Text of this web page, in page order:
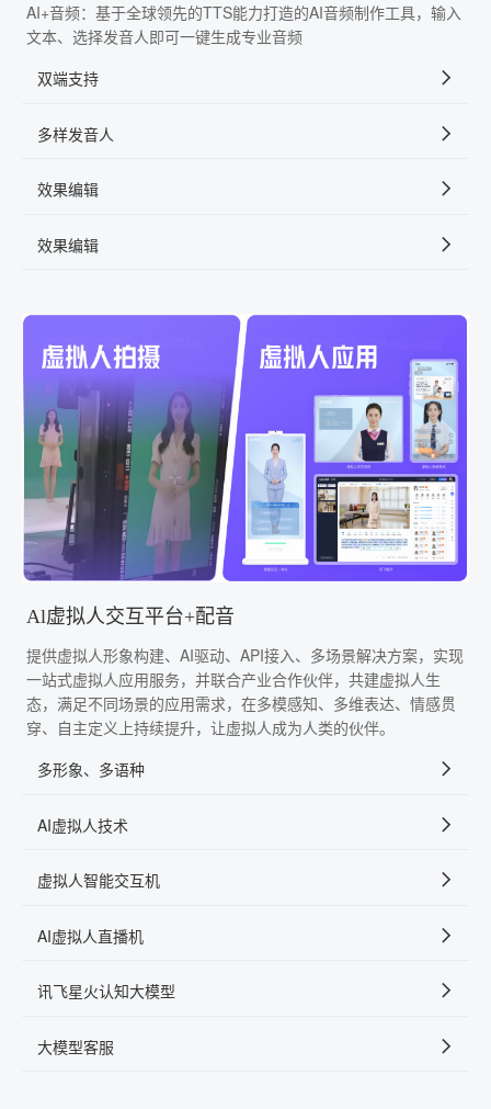
AI+音频：基于全球领先的TTS能力打造的AI音频制作工具，输入
文本、选择发音人即可一键生成专业音频
双端支持
多样发音人
效果编辑
效果编辑
Al虚拟人交互平台+配音
提供虚拟人形象构建、AI驱动、API接入、多场景解决方案，实现
一站式虚拟人应用服务，并联合产业合作伙伴，共建虚拟人生
态，满足不同场景的应用需求，在多模感知、多维表达、情感贯
穿、自主定义上持续提升，让虚拟人成为人类的伙伴。
多形象、多语种
AI虚拟人技术
虚拟人智能交互机
AI虚拟人直播机
讯飞星火认知大模型
大模型客服